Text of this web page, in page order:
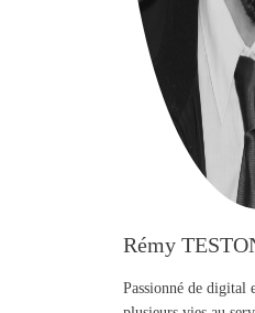
Rémy
Passionné de digital